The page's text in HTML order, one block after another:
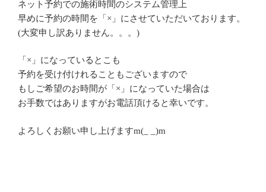
ネット予約での施術時間のシステム管理上
早めに予約の時間を「×」にさせていただいております。
(大変申し訳ありません。。。)
「×」になっているとこも
予約を受け付けれることもございますので
もしご希望のお時間が「×」になっていた場合は
お手数ではありますがお電話頂けると幸いです。
よろしくお願い申し上げますm(_ _)m